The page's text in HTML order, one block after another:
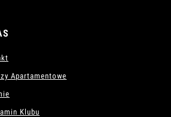
Apartamentowe
Klubu